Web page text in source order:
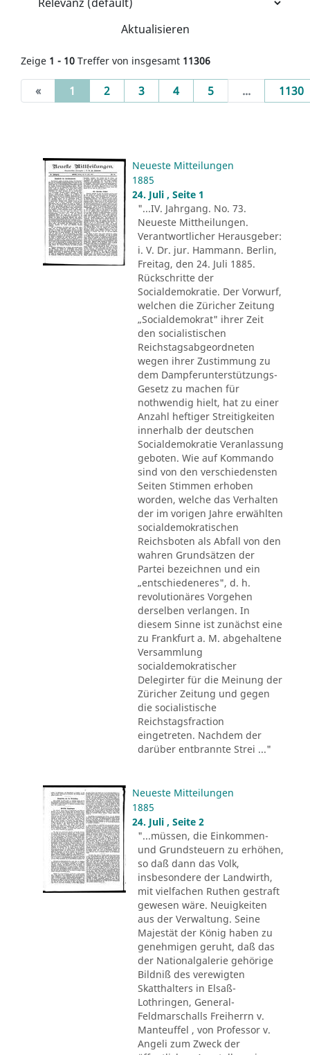
Aktualisieren
Zeige 1 - 10 Treffer von insgesamt 11306
« 1 (current)
2 3 4 5 ... 1130
Neueste Mitteilungen
1885
24. Juli , Seite 1
"...IV. Jahrgang. No. 73.
Neueste Mittheilungen.
Verantwortlicher Herausgeber:
i. V. Dr. jur. Hammann. Berlin,
Freitag, den 24. Juli 1885.
Rückschritte der
Socialdemokratie. Der Vorwurf,
welchen die Züricher Zeitung
„Socialdemokrat" ihrer Zeit
den socialistischen
Reichstagsabgeordneten
wegen ihrer Zustimmung zu
dem Dampferunterstützungs-
Gesetz zu machen für
nothwendig hielt, hat zu einer
Anzahl heftiger Streitigkeiten
innerhalb der deutschen
Socialdemokratie Veranlassung
geboten. Wie auf Kommando
sind von den verschiedensten
Seiten Stimmen erhoben
worden, welche das Verhalten
der im vorigen Jahre erwählten
socialdemokratischen
Reichsboten als Abfall von den
wahren Grundsätzen der
Partei bezeichnen und ein
„entschiedeneres", d. h.
revolutionäres Vorgehen
derselben verlangen. In
diesem Sinne ist zunächst eine
zu Frankfurt a. M. abgehaltene
Versammlung
socialdemokratischer
Delegirter für die Meinung der
Züricher Zeitung und gegen
die socialistische
Reichstagsfraction
eingetreten. Nachdem der
darüber entbrannte Strei ..."
Neueste Mitteilungen
1885
24. Juli , Seite 2
"...müssen, die Einkommen-
und Grundsteuern zu erhöhen,
so daß dann das Volk,
insbesondere der Landwirth,
mit vielfachen Ruthen gestraft
gewesen wäre. Neuigkeiten
aus der Verwaltung. Seine
Majestät der König haben zu
genehmigen geruht, daß das
der Nationalgalerie gehörige
Bildniß des verewigten
Skatthalters in Elsaß-
Lothringen, General-
Feldmarschalls Freiherrn v.
Manteuffel , von Professor v.
Angeli zum Zweck der